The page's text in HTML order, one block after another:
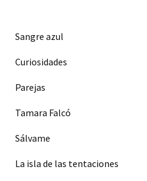
Sangre azul
Curiosidades
Parejas
Tamara Falcó
Sálvame
La isla de las tentaciones